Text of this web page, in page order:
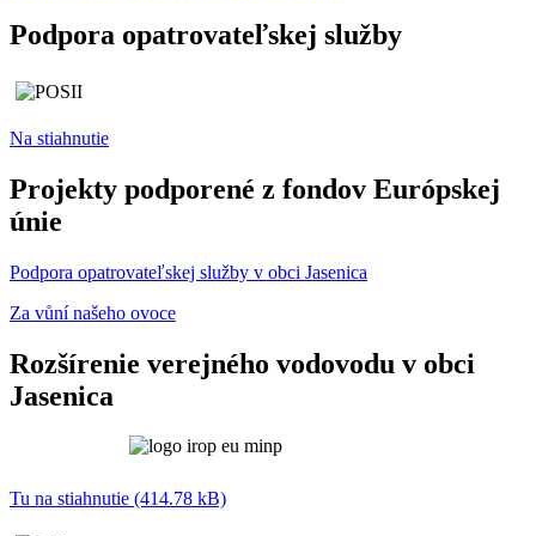
Podpora opatrovateľskej služby
Na stiahnutie
Projekty podporené z fondov Európskej
únie
Podpora opatrovateľskej služby v obci Jasenica
Za vůní našeho ovoce
Rozšírenie verejného vodovodu v obci
Jasenica
Tu na stiahnutie (414.78 kB)